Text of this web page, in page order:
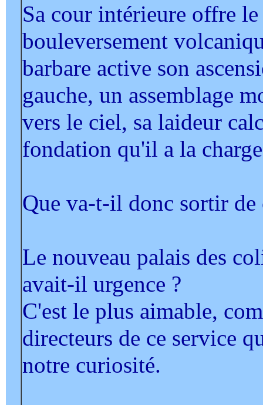
Sa cour intérieure offre
bouleversement
barbare active son
gauche, un assemblage
vers le ciel, sa laideur
fondation qu'il a la
Que va-t-il donc sortir de
Le nouveau palais des
avait-il urgence ?
C'est le plus aimable,
directeurs de ce service
notre curiosité.